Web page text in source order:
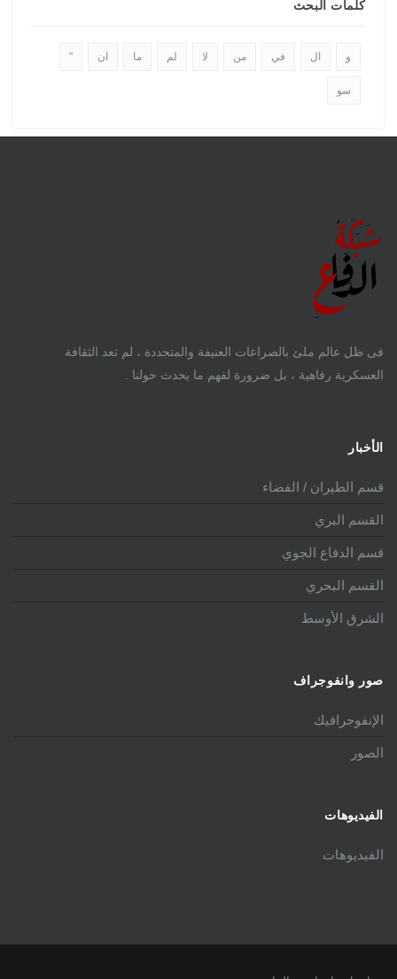
كلمات البحث
و ال في من لا لم ما ان "
سو
فى ظل عالم ملئ بالصراعات العنيفة والمتجددة ، لم تعد الثقافة
العسكرية رفاهية ، بل ضرورة لفهم ما يحدث حولنا .
الأخبار
قسم الطيران / الفضاء
القسم البري
قسم الدفاع الجوي
القسم البحري
الشرق الأوسط
صور وانفوجراف
الإنفوجرافيك
الصور
الفيديوهات
الفيديوهات